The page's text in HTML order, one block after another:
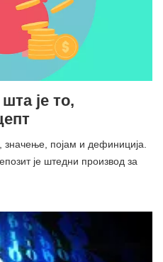
је то,
појам и дефиниција.
је штедни производ за